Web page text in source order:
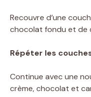
Recouvre d’une
chocolat fondu et de
Répéter les
Continue avec une
crème, chocolat et